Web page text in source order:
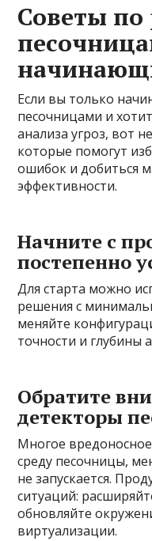
Советы по
Если вы только
песочницами и
анализа угроз, вот
которые помогут
ошибок и добиться
эффективности.
Начните с
постепенно
Для старта можно
решения с
меняйте
точности и глубины
Обратите
детекторы
Многое
среду песочницы,
не запускается.
ситуаций:
обновляйте
виртуализации.